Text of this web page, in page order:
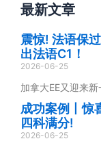
最新文章
震惊! 法语保
出法语C1！
2026-06-25
加拿大EE又迎来
成功案例丨惊
四科满分!
2026-06-25